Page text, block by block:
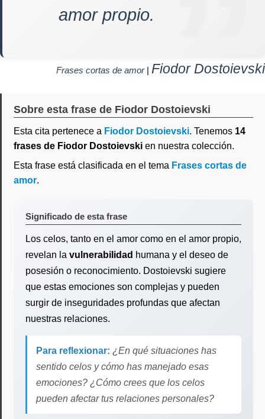
amor propio.
Frases cortas de amor| Fiodor Dostoievski
Sobre esta frase de Fiodor Dostoievski
Esta cita pertenece a Fiodor Dostoievski. Tenemos 14
frases de Fiodor Dostoievski en nuestra colección.
Esta frase está clasificada en el tema Frases cortas de
amor.
Significado de esta frase
Los celos, tanto en el amor como en el amor propio,
revelan la vulnerabilidad humana y el deseo de
posesión o reconocimiento. Dostoievski sugiere
que estas emociones son complejas y pueden
surgir de inseguridades profundas que afectan
nuestras relaciones.
Para reflexionar: ¿En qué situaciones has
sentido celos y cómo has manejado esas
emociones? ¿Cómo crees que los celos
pueden afectar tus relaciones personales?